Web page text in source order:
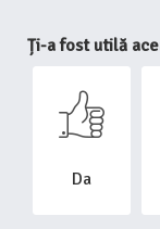
Ți-a fost utilă
Da